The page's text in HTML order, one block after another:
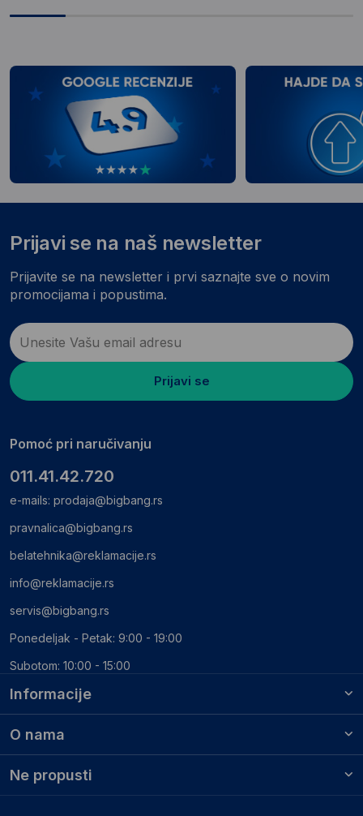
Informacije
O nama
Ne propusti
Prijavi se na naš newsletter
Prijavite se na newsletter i prvi saznajte sve o novim
promocijama i popustima.
Prijavi se
Pomoć pri naručivanju
011.41.42.720
e-mails: prodaja@bigbang.rs
pravnalica@bigbang.rs
belatehnika@reklamacije.rs
info@reklamacije.rs
servis@bigbang.rs
Ponedeljak - Petak: 9:00 - 19:00
Subotom: 10:00 - 15:00